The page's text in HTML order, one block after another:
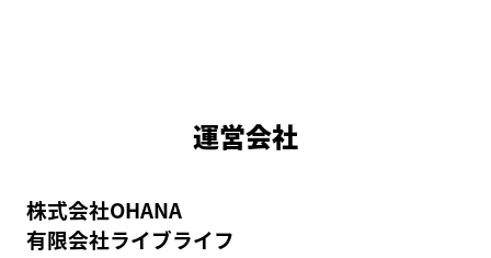
運営会社
株式会社OHANA
有限会社ライブライフ